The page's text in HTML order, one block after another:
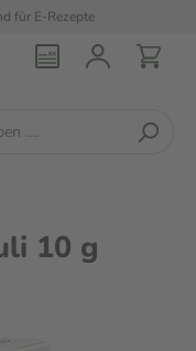
für E-Rezepte
10 g